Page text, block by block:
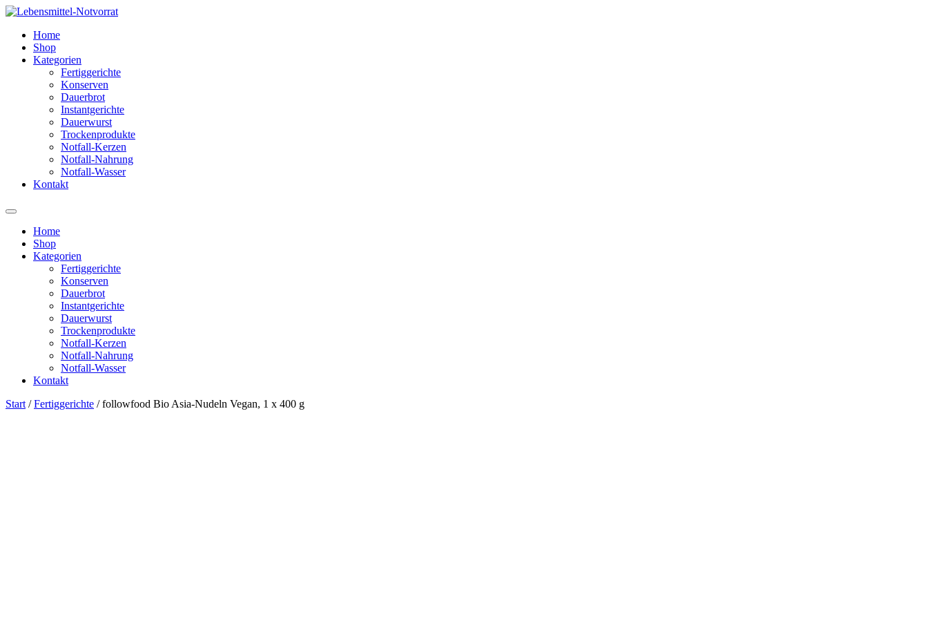
Zum
springenHome
Shop
Kategorien
Fertiggerichte
Konserven
Dauerbrot
Instantgerichte
Dauerwurst
Trockenprodukte
Notfall-Kerzen
Notfall-Nahrung
Notfall-Wasser
Kontakt
Home
Shop
Kategorien
Fertiggerichte
Konserven
Dauerbrot
Instantgerichte
Dauerwurst
Trockenprodukte
Notfall-Kerzen
Notfall-Nahrung
Notfall-Wasser
Kontakt
Start /Fertiggerichte / followfood Bio Asia-Nudeln Vegan, 1 x 400 g